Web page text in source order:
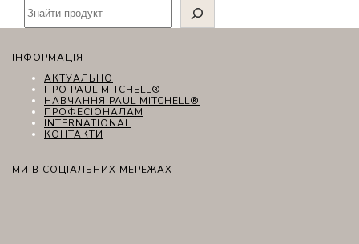
ІНФОРМАЦІЯ
АКТУАЛЬНО
ПРО PAUL MITCHELL®
НАВЧАННЯ PAUL MITCHELL®
ПРОФЕСІОНАЛАМ
INTERNATIONAL
КОНТАКТИ
МИ В СОЦІАЛЬНИХ МЕРЕЖАХ